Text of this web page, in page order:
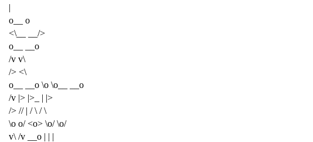
|
o__ o
<\__ __/>
o__ __o
/v v\
/> <\
o__ __o \o \o__ __o
/v |> |>_ | |>
/> // | / \ / \
\o o/ <o> \o/ \o/
v\ /v __o | | |